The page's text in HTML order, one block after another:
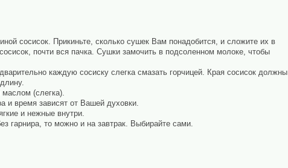
сосисок. Прикиньте, сколько сушек Вам понадобится, и сложите их в
почти вся пачка. Сушки замочить в подсоленном молоке, чтобы
каждую сосиску слегка смазать горчицей. Края сосисок должны
(слегка).
и время зависят от Вашей духовки.
и нежные внутри.
гарнира, то можно и на завтрак. Выбирайте сами.